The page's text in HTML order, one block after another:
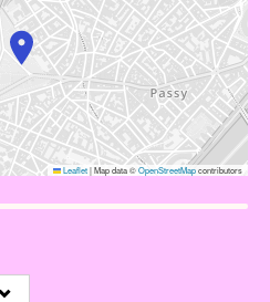
Leaflet|Map data ©OpenStreetMapcontributors